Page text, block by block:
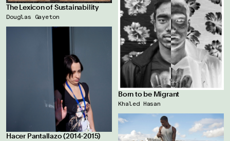
The Lexicon of Sustainability
Douglas Gayeton
Born to be Migrant
Khaled Hasan
Hacer Pantallazo (2014-2015)